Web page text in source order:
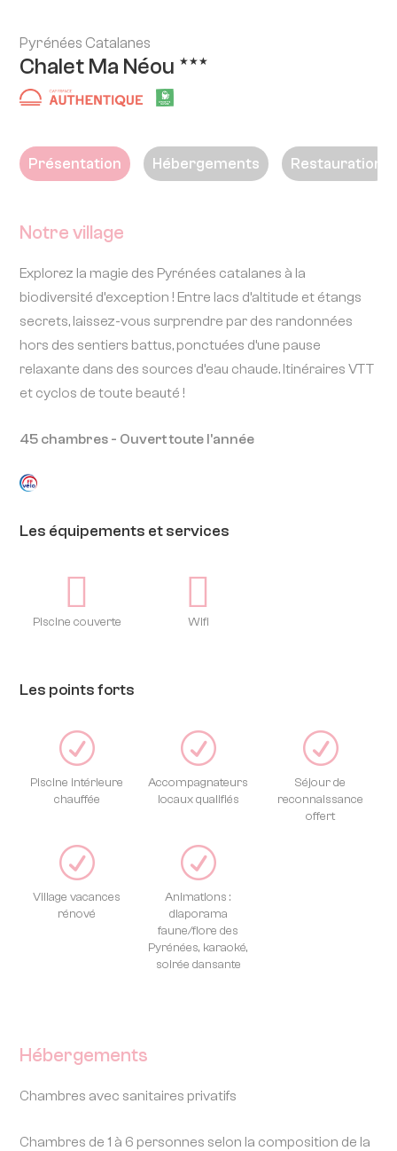
Pyrénées Catalanes
Chalet Ma Néou ★★★
Présentation Hébergements Restauration
Notre village
Explorez la magie des Pyrénées catalanes à la
biodiversité d’exception ! Entre lacs d’altitude et étangs
secrets, laissez-vous surprendre par des randonnées
hors des sentiers battus, ponctuées d’une pause
relaxante dans des sources d’eau chaude. Itinéraires VTT
et cyclos de toute beauté !
45 chambres - Ouvert toute l'année
Les équipements et services
Piscine couverte Wifi
Les points forts
R
Piscine intérieure
chauffée
R
Accompagnateurs
locaux qualifiés
R
Séjour de
reconnaissance
offert
R
Village vacances
rénové
R
Animations :
diaporama
faune/flore des
Pyrénées, karaoké,
soirée dansante
Hébergements
Chambres avec sanitaires privatifs
Chambres de 1 à 6 personnes selon la composition de la